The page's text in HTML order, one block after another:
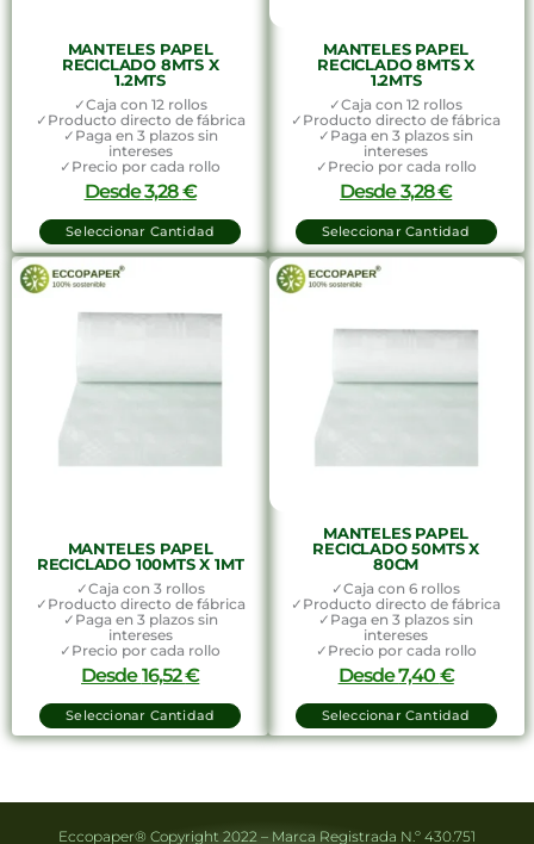
MANTELES PAPEL
RECICLADO 8MTS X
1.2MTS
✓Caja con 12 rollos
✓Producto directo de fábrica
✓Paga en 3 plazos sin
intereses
✓Precio por cada rollo
Desde3,28€
Seleccionar Cantidad
MANTELES PAPEL
RECICLADO 8MTS X
1.2MTS
✓Caja con 12 rollos
✓Producto directo de fábrica
✓Paga en 3 plazos sin
intereses
✓Precio por cada rollo
Desde3,28€
Seleccionar Cantidad
MANTELES PAPEL
RECICLADO 100MTS X 1MT
✓Caja con 3 rollos
✓Producto directo de fábrica
✓Paga en 3 plazos sin
intereses
✓Precio por cada rollo
Desde16,52€
Seleccionar Cantidad
MANTELES PAPEL
RECICLADO 50MTS X
80CM
✓Caja con 6 rollos
✓Producto directo de fábrica
✓Paga en 3 plazos sin
intereses
✓Precio por cada rollo
Desde7,40 €
Seleccionar Cantidad
Eccopaper® Copyright 2022 – Marca Registrada N.º 430.751